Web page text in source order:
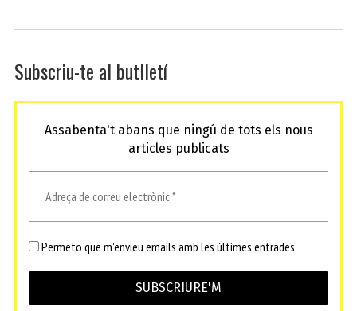
Subscriu-te al butlletí
Assabenta't abans que ningú de tots els nous
articles publicats
Permeto que m'envieu emails amb les últimes entrades